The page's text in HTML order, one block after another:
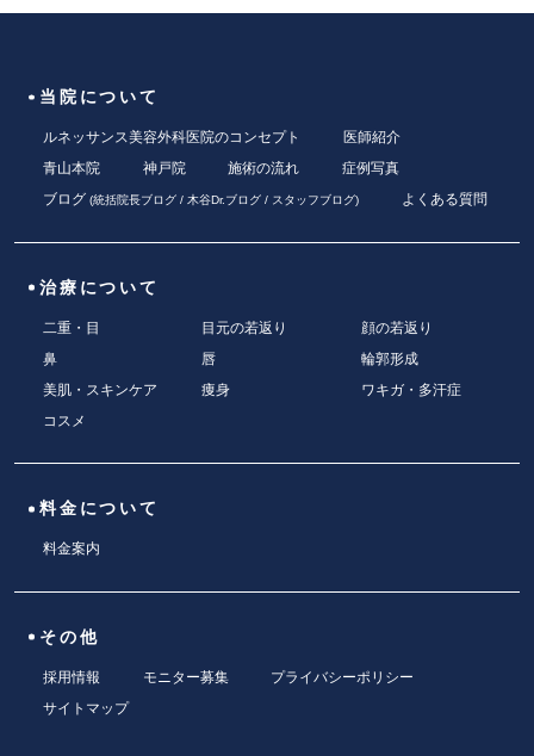
当院について
ルネッサンス美容外科医院のコンセプト
医師紹介
青山本院
神戸院 施術の流れ
症例写真
ブログ (統括院長ブログ/ 木谷Dr.ブログ/ スタッフブログ) よくある質問
治療について
二重・目 目元の若返り
顔の若返り
鼻
唇
輪郭形成
美肌・スキンケア
痩身
ワキガ・多汗症
コスメ
料金について
料金案内
その他
採用情報 モニター募集
プライバシーポリシー
サイトマップ